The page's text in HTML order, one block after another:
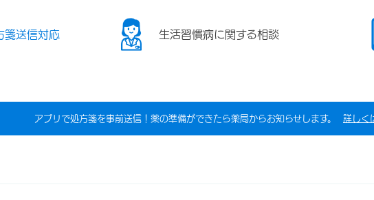
箋送信対応 生活習慣病に関する相談
アプリで処方箋を事前送信！薬の準備ができたら薬局からお知らせします。 詳しく